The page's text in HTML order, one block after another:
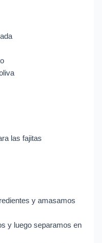
las fajitas
y amasamos
y luego separamos en